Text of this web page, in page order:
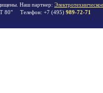
Наш партнер:
80" Телефон: +7 (495) 989-72-71